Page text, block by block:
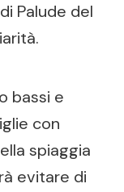
Palude del
bassi e
con
spiaggia
evitare di